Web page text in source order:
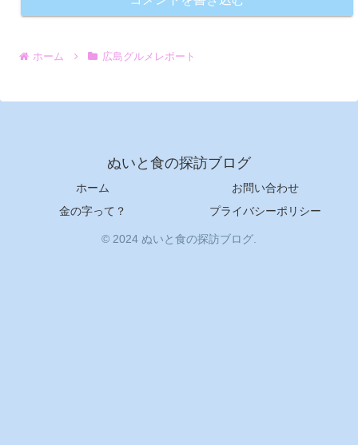
ホーム 広島グルメレポート
ぬいと食の探訪ブログ
ホーム
お問い合わせ
金の字って？
プライバシーポリシー
© 2024 ぬいと食の探訪ブログ.